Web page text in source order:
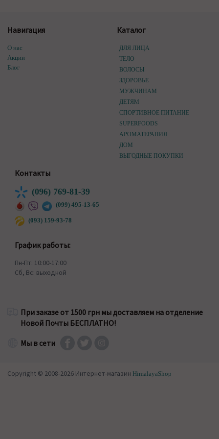
Навигация
О нас
Акции
Блог
Каталог
ДЛЯ ЛИЦА
ТЕЛО
ВОЛОСЫ
ЗДОРОВЬЕ
МУЖЧИНАМ
ДЕТЯМ
СПОРТИВНОЕ ПИТАНИЕ
SUPERFOODS
АРОМАТЕРАПИЯ
ДОМ
ВЫГОДНЫЕ ПОКУПКИ
Контакты
(096) 769-81-39
(099) 495-13-65
(093) 159-93-78
График работы:
Пн-Пт: 10:00-17:00
Сб, Вс: выходной
При заказе от 1500 грн мы доставляем на отделение
Новой Почты БЕСПЛАТНО!
Мы в сети
Copyright © 2008-2026 Интернет-магазин HimalayaShop